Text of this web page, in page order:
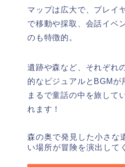
マップは広大で、プレイ
で移動や採取、会話イベ
のも特徴的。
遺跡や森など、それぞれ
的なビジュアルとBGMが
まるで童話の中を旅して
れます！
森の奥で発見した小さな
い場所が冒険を演出して